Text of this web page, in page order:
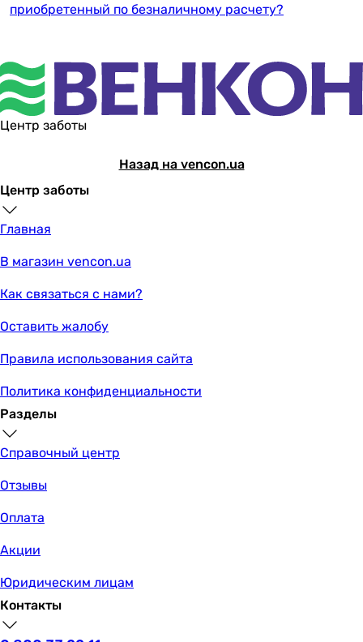
приобретенный по безналичному расчету?
Центр заботы
Назад на vencon.ua
Центр заботы
Главная
В магазин vencon.ua
Как связаться с нами?
Оставить жалобу
Правила использования сайта
Политика конфиденциальности
Разделы
Справочный центр
Отзывы
Оплата
Акции
Юридическим лицам
Контакты